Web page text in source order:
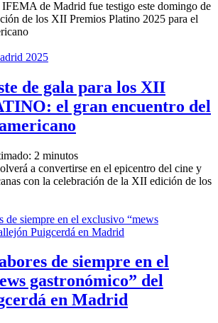
de Madrid fue testigo este domingo de
de los XII Premios Platino 2025 para el
de gala para los XII
el gran encuentro del
2 minutos
a convertirse en el epicentro del cine y
con la celebración de la XII edición de los
de siempre en el
gastronómico” del
en Madrid